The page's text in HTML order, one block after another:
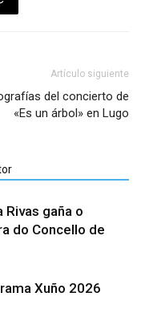
Artículo siguiente
del concierto de
«Es un árbol» en Lugo
Rivas gaña o
do Concello de
Xuño 2026